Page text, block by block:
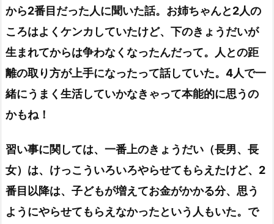
から2番目だった人に聞いた話。お姉ちゃんと2人の
ころはよくケンカしていたけど、下のきょうだいが
生まれてからは争わなくなったんだって。人との距
離の取り方が上手になったって話していた。4人で一
緒にうまく生活していかなきゃって本能的に思うの
かもね！
習い事に関しては、一番上のきょうだい（長男、長
女）は、けっこういろいろやらせてもらえたけど、2
番目以降は、子どもが増えてお金がかかる分、思う
ようにやらせてもらえなかったという人もいた。で